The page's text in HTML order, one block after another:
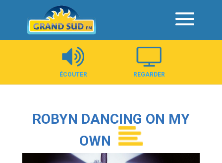
Panneau de gestion des cookies
ÉCOUTER REGARDER
ROBYN DANCING ON MY
OWN